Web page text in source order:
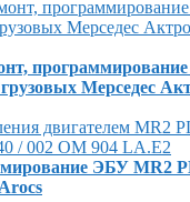
Мерседес
ЭБУ MR2